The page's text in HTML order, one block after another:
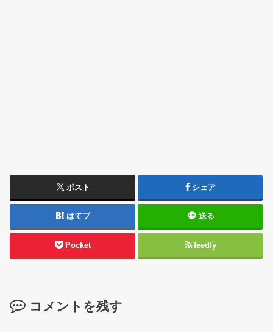
ポスト シェア
はてブ 送る
Pocket feedly
コメントを残す